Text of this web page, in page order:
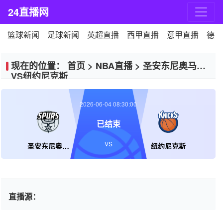
24直播网
篮球新闻 足球新闻 英超直播 西甲直播 意甲直播 德
现在的位置： 首页 > NBA直播> 圣安东尼奥马刺
VS纽约尼克斯
圣安东尼奥马刺 纽约尼克斯
2026-06-04 08:30:00
已结束
VS
直播源：